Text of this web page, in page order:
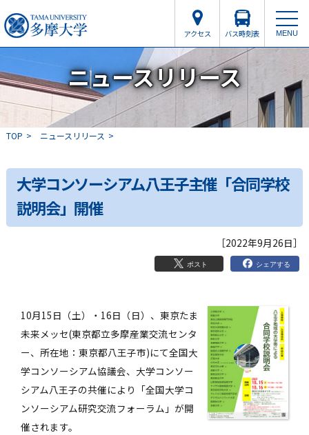
アクセス バス時刻表 MENU
ニュースリリース
TOP ニュースリリース
大学コンソーシアム八王子主催「合同学校
説明会」開催
［2022年9月26日］
ポスト シェアする
10月15日（土）・16日（日）、東京たま
未来メッセ(東京都立多摩産業交流センタ
ー、所在地：東京都八王子市)にて全国大
学コンソーシアム協議会、大学コンソー
シアム八王子の共催により「全国大学コ
ンソーシアム研究交流フォーラム」が開
催されます。